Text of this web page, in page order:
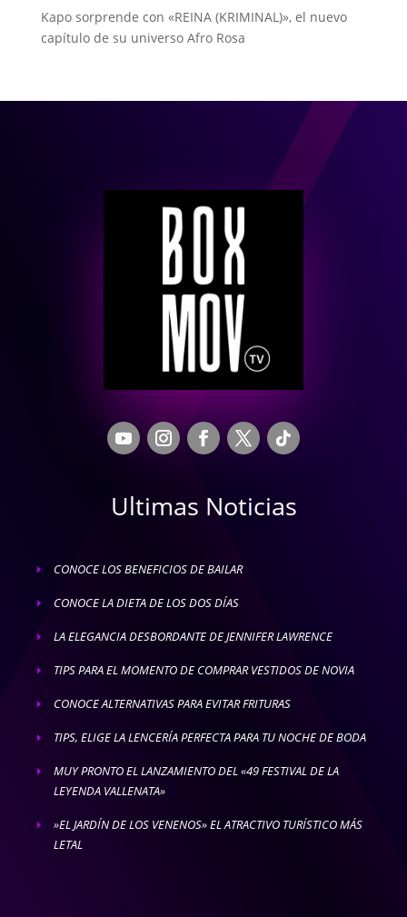
Kapo sorprende con «REINA (KRIMINAL)», el nuevo
capítulo de su universo Afro Rosa
Ultimas Noticias
E CONOCE LOS BENEFICIOS DE BAILAR
E CONOCE LA DIETA DE LOS DOS DÍAS
E LA ELEGANCIA DESBORDANTE DE JENNIFER LAWRENCE
E TIPS PARA EL MOMENTO DE COMPRAR VESTIDOS DE NOVIA
E CONOCE ALTERNATIVAS PARA EVITAR FRITURAS
E TIPS, ELIGE LA LENCERÍA PERFECTA PARA TU NOCHE DE BODA
E
MUY PRONTO EL LANZAMIENTO DEL «49 FESTIVAL DE LA
LEYENDA VALLENATA»
E
»EL JARDÍN DE LOS VENENOS» EL ATRACTIVO TURÍSTICO MÁS
LETAL